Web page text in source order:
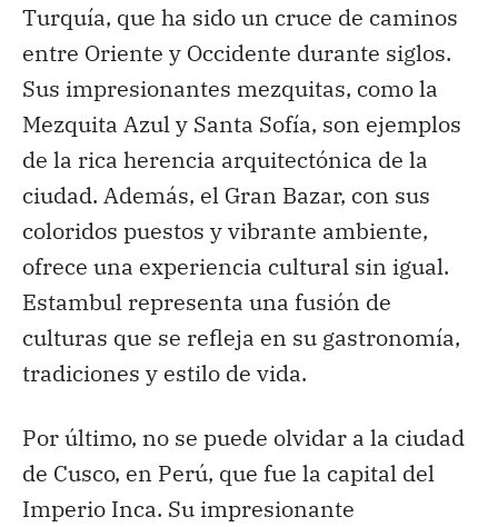
Turquía, que ha sido un cruce de caminos
entre Oriente y Occidente durante siglos.
Sus impresionantes mezquitas, como la
Mezquita Azul y Santa Sofía, son ejemplos
de la rica herencia arquitectónica de la
ciudad. Además, el Gran Bazar, con sus
coloridos puestos y vibrante ambiente,
ofrece una experiencia cultural sin igual.
Estambul representa una fusión de
culturas que se refleja en su gastronomía,
tradiciones y estilo de vida.
Por último, no se puede olvidar a la ciudad
de Cusco, en Perú, que fue la capital del
Imperio Inca. Su impresionante